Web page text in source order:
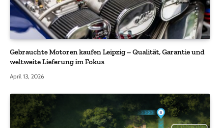
Gebrauchte Motoren kaufen Leipzig – Qualität, Garantie und
weltweite Lieferung im Fokus
April 13, 2026